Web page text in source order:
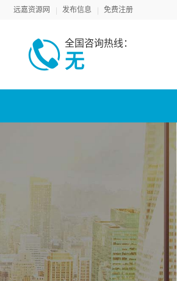
远嘉资源网 发布信息 免费注册
全国咨询热线：
无